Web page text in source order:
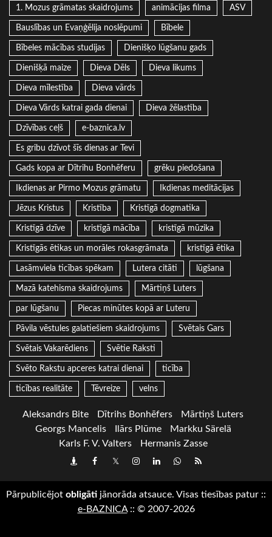
1. Mozus grāmatas skaidrojums animācijas filma ASV
Bauslības un Evaņģēlija noslēpumi Bībele
Bībeles mācības studijas Dienišķo lūgšanu gads
Dienišķā maize Dieva Dēls Dieva likums
Dieva mīlestība Dieva vārds
Dieva Vārds katrai gada dienai Dieva žēlastība
Dzīvības ceļš e-baznica.lv
Es gribu dzīvot šīs dienas ar Tevi
Gads kopa ar Dītrihu Bonhēferu grēku piedošana
Ikdienas ar Pirmo Mozus grāmatu Ikdienas meditācijas
Jēzus Kristus Kristība Kristīgā dogmatika
Kristīgā dzīve kristīgā mācība kristīgā mūzika
Kristīgās ētikas un morāles rokasgrāmata kristīgā ētika
Lasāmviela ticības spēkam Lutera citāti lūgšana
Mazā katehisma skaidrojums Mārtiņš Luters
par lūgšanu Piecas minūtes kopā ar Luteru
Pāvila vēstules galatiešiem skaidrojums Svētais Gars
Svētais Vakarēdiens Svētie Raksti
Svēto Rakstu apceres katrai dienai ticība
ticības realitāte Tēvreize velns
Aleksandrs Bite Dītrihs Bonhēfers
Mārtiņš Luters
Georgs Mancelis
Ilārs Plūme
Markku Särelä
Karls F. V. Valters
Hermanis Zasse
DraugiemFacebook
TwitterInstagram
LinkedInwhatsapp
RSS
Pārpublicējot obligāti jānorāda atsauce. Visas tiesības patur ::
e-BAZNICA:: © 2007-2026